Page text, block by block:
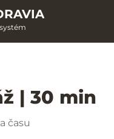
| 30 min
času